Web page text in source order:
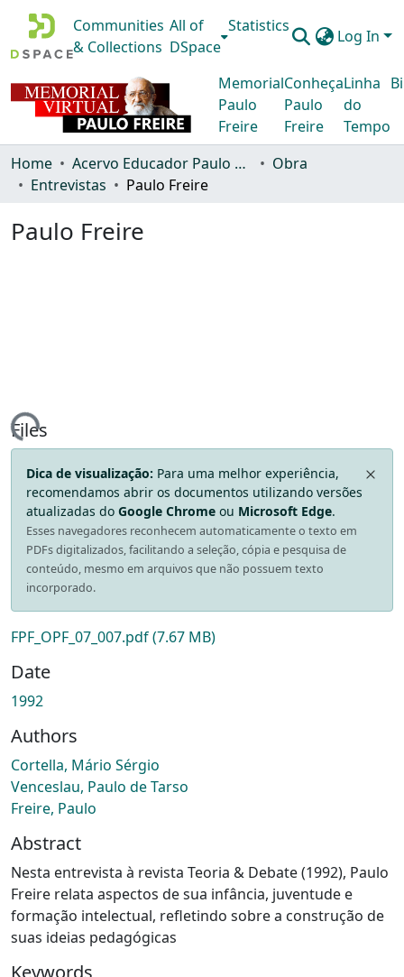
Communities
& Collections
All of
DSpace
Statistics
Log In
Memorial
Paulo
Freire
Conheça
Paulo
Freire
Linha
do
Tempo
Home Acervo Educador Paulo Freire
Obra
Entrevistas
Paulo Freire
Paulo Freire
Files
Dica de visualização: Para uma melhor experiência,
recomendamos abrir os documentos utilizando versões
atualizadas do Google Chrome ou Microsoft Edge.
Esses navegadores reconhecem automaticamente o texto em
PDFs digitalizados, facilitando a seleção, cópia e pesquisa de
conteúdo, mesmo em arquivos que não possuem texto
incorporado.
FPF_OPF_07_007.pdf(7.67 MB)
Date
1992
Authors
Cortella, Mário Sérgio
Venceslau, Paulo de Tarso
Freire, Paulo
Abstract
Nesta entrevista à revista Teoria & Debate (1992), Paulo
Freire relata aspectos de sua infância, juventude e
formação intelectual, refletindo sobre a construção de
suas ideias pedagógicas
Keywords